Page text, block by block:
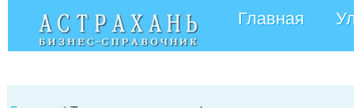
Главная